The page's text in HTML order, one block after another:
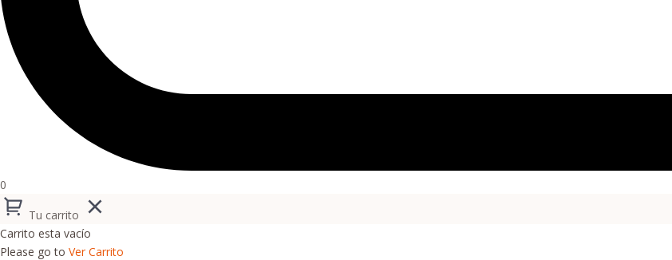
0
Tu carrito
Carrito esta vacío
Please go to Ver Carrito